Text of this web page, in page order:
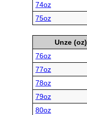
74oz
75oz
Unze (oz)
76oz
77oz
78oz
79oz
80oz